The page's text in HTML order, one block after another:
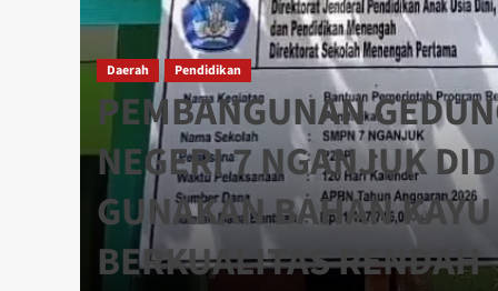
Daerah Pendidikan
PEMBANGUNAN
NEGERI 7 NGANJUK
GUNAKAN BAHAN
BERKUALITAS RENDAH